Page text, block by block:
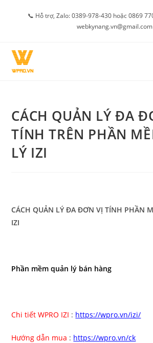
📞 Hỗ trợ, Zalo: 0389-978-430 hoặc 0869
webkynang.vn@gmail.com
CÁCH QUẢN LÝ ĐA
TÍNH TRÊN PHẦN
LÝ IZI
CÁCH QUẢN LÝ ĐA ĐƠN VỊ TÍNH PHẦN
IZI
Phần mềm quản lý bán hàng
Chi tiết WPRO IZI : https://wpro.vn/izi/
Hướng dẫn mua : https://wpro.vn/ck